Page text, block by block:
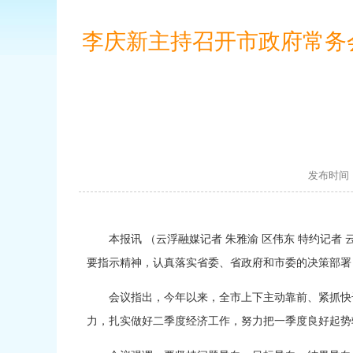
李庆新主持召开市政府常
发布时
本报讯 （云浮融媒记者 朱雅渝 区伟东 特约记者 云
要指示精神，认真落实省委、省政府和市委的决策部
会议指出，今年以来，全市上下主动靠前、紧抓快
力，扎实做好二季度经济工作，努力把一季度良好起